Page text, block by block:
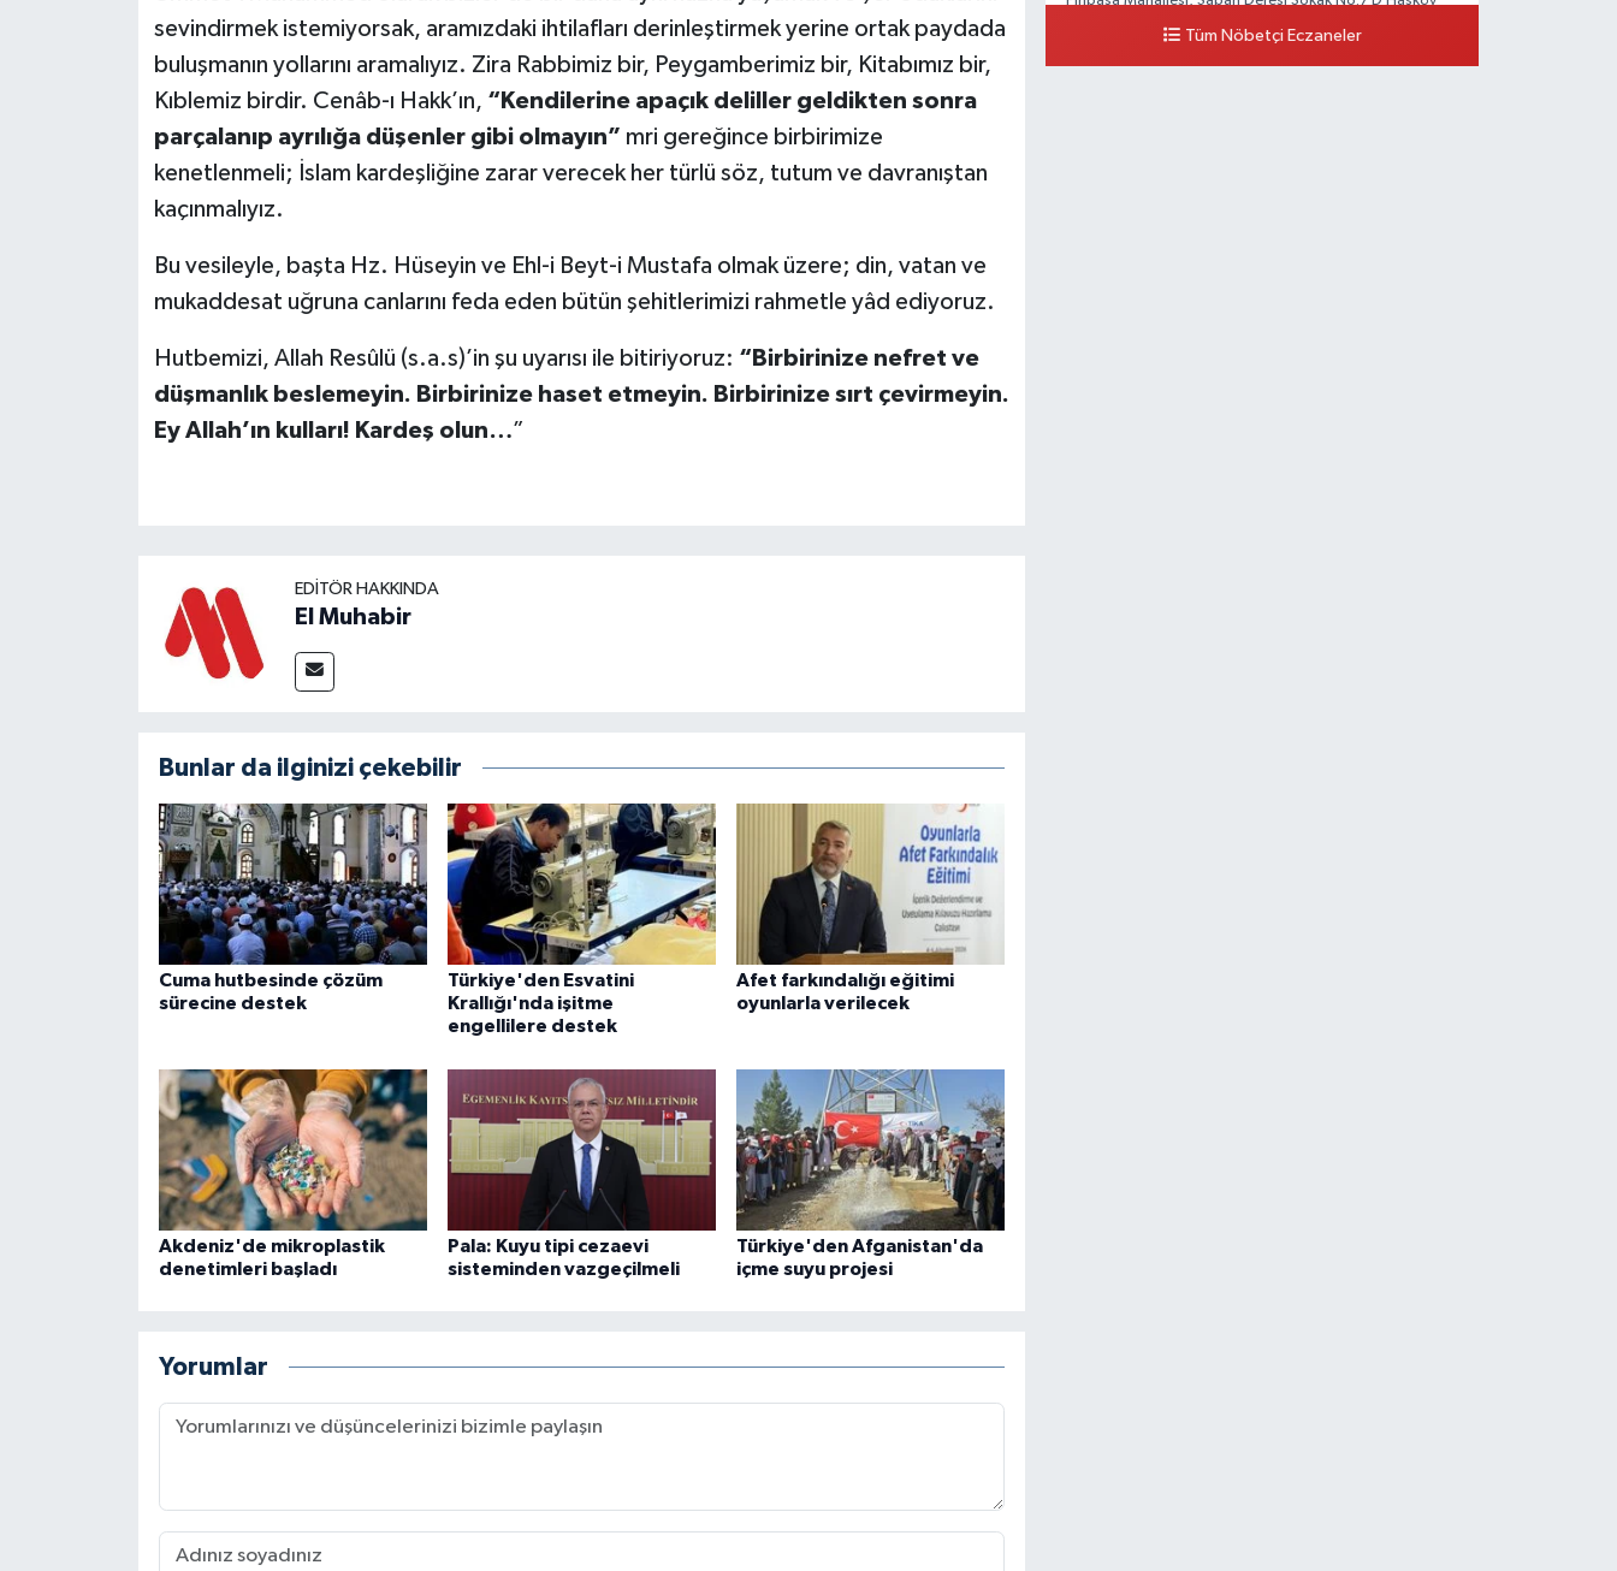
sevindirmek istemiyorsak, aramızdaki ihtilafları derinleştirmek yerine ortak paydada
buluşmanın yollarını aramalıyız. Zira Rabbimiz bir, Peygamberimiz bir, Kitabımız bir,
Kıblemiz birdir. Cenâb-ı Hakk’ın, “Kendilerine apaçık deliller geldikten sonra
parçalanıp ayrılığa düşenler gibi olmayın” mri gereğince birbirimize
kenetlenmeli; İslam kardeşliğine zarar verecek her türlü söz, tutum ve davranıştan
kaçınmalıyız.
Bu vesileyle, başta Hz. Hüseyin ve Ehl-i Beyt-i Mustafa olmak üzere; din, vatan ve
mukaddesat uğruna canlarını feda eden bütün şehitlerimizi rahmetle yâd ediyoruz.
Hutbemizi, Allah Resûlü (s.a.s)’in şu uyarısı ile bitiriyoruz: “Birbirinize nefret ve
düşmanlık beslemeyin. Birbirinize haset etmeyin. Birbirinize sırt çevirmeyin.
Ey Allah’ın kulları! Kardeş olun…”
EDITÖR HAKKINDA
El Muhabir
Bunlar da ilginizi çekebilir
Cuma hutbesinde çözüm
sürecine destek
Türkiye'den Esvatini
Krallığı'nda işitme
engellilere destek
Afet farkındalığı eğitimi
oyunlarla verilecek
Akdeniz'de mikroplastik
denetimleri başladı
Pala: Kuyu tipi cezaevi
sisteminden vazgeçilmeli
Türkiye'den Afganistan'da
içme suyu projesi
Yorumlar
Tüm Nöbetçi Eczaneler